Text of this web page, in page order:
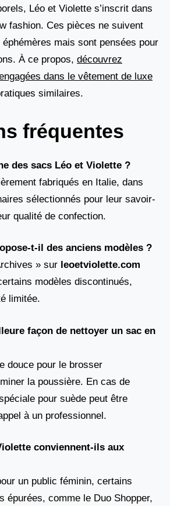
Léo et Violette s’inscrit dans
fashion. Ces pièces ne suivent
mais sont pensées pour
À ce propos, découvrez
dans le vêtement de luxe
similaires.
fréquentes
des sacs Léo et Violette ?
fabriqués en Italie, dans
sélectionnés pour leur savoir-
qualité de confection.
t-il des anciens modèles ?
» sur leoetviolette.com
modèles discontinués,
limitée.
façon de nettoyer un sac en
douce pour le brosser
la poussière. En cas de
pour suède peut être
à un professionnel.
conviennent-ils aux
un public féminin, certains
épurées, comme le Duo Shopper,